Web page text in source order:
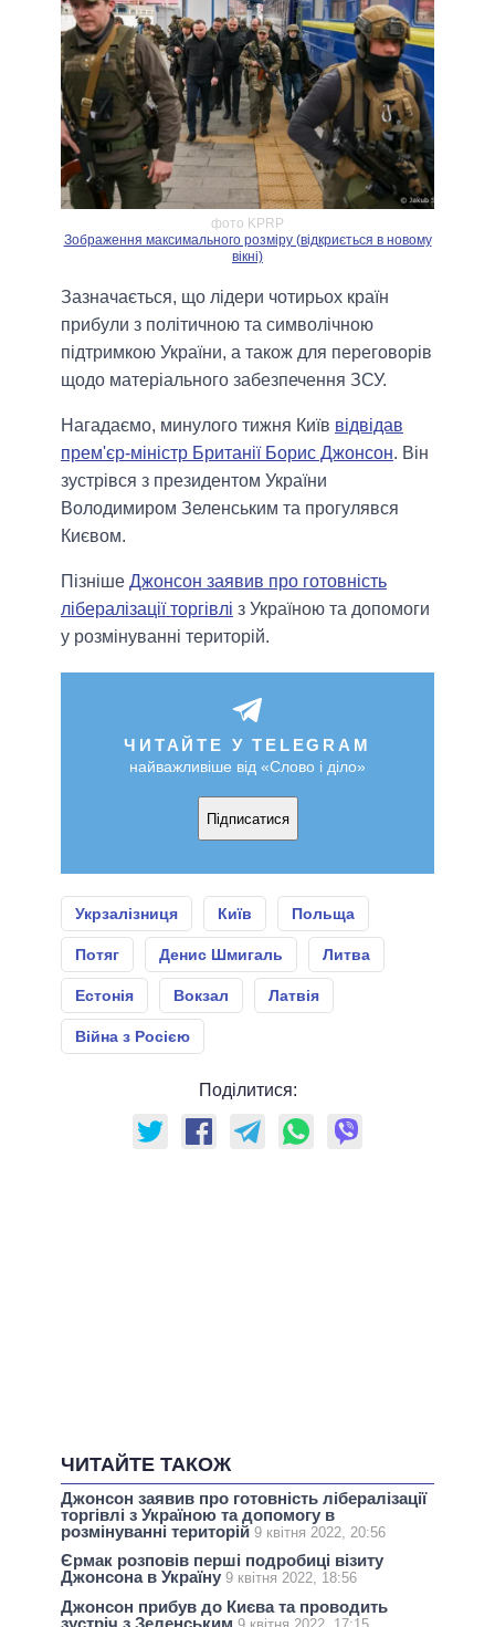
фото KPRP
Зображення максимального розміру (відкриється в новому
вікні)
Зазначається, що лідери чотирьох країн
прибули з політичною та символічною
підтримкою України, а також для переговорів
щодо матеріального забезпечення ЗСУ.
Нагадаємо, минулого тижня Київ відвідав
прем'єр-міністр Британії Борис Джонсон. Він
зустрівся з президентом України
Володимиром Зеленським та прогулявся
Києвом.
Пізніше Джонсон заявив про готовність
лібералізації торгівлі з Україною та допомоги
у розмінуванні територій.
ЧИТАЙТЕ У TELEGRAM
найважливіше від «Слово і діло»
Підписатися
Укрзалізниця Київ Польща
Потяг Денис Шмигаль Литва
Естонія Вокзал Латвія
Війна з Росією
Поділитися:
ЧИТАЙТЕ ТАКОЖ
Джонсон заявив про готовність лібералізації
торгівлі з Україною та допомогу в
розмінуванні територій 9 квітня 2022, 20:56
Єрмак розповів перші подробиці візиту
Джонсона в Україну 9 квітня 2022, 18:56
Джонсон прибув до Києва та проводить
зустріч з Зеленським